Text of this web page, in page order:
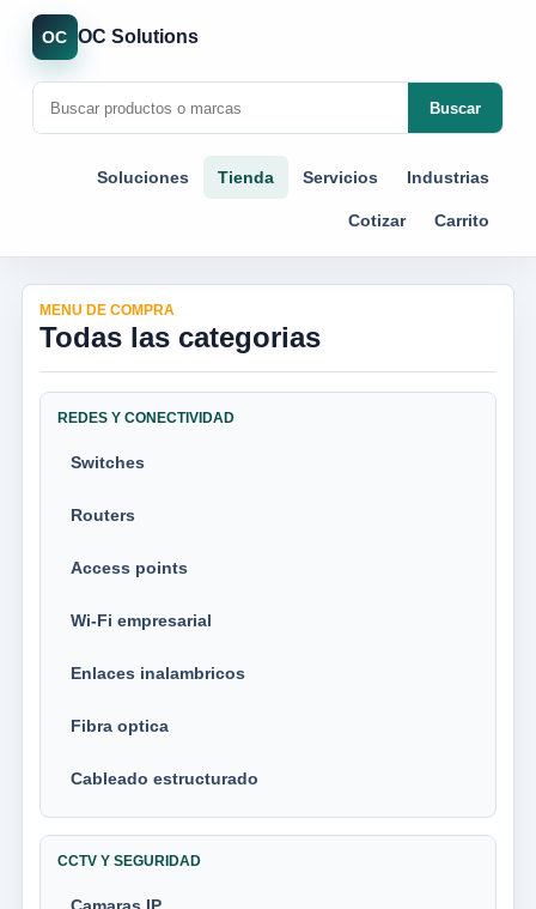
OC OC Solutions
Buscar
Soluciones Tienda Servicios Industrias
Cotizar Carrito
MENU DE COMPRA
Todas las categorias
REDES Y CONECTIVIDAD
Switches
Routers
Access points
Wi-Fi empresarial
Enlaces inalambricos
Fibra optica
Cableado estructurado
CCTV Y SEGURIDAD